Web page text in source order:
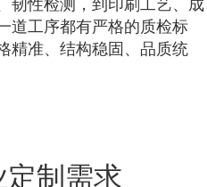
韧性检测，到印刷工艺、成
道工序都有严格的质检标
精准、结构稳固、品质统
制需求